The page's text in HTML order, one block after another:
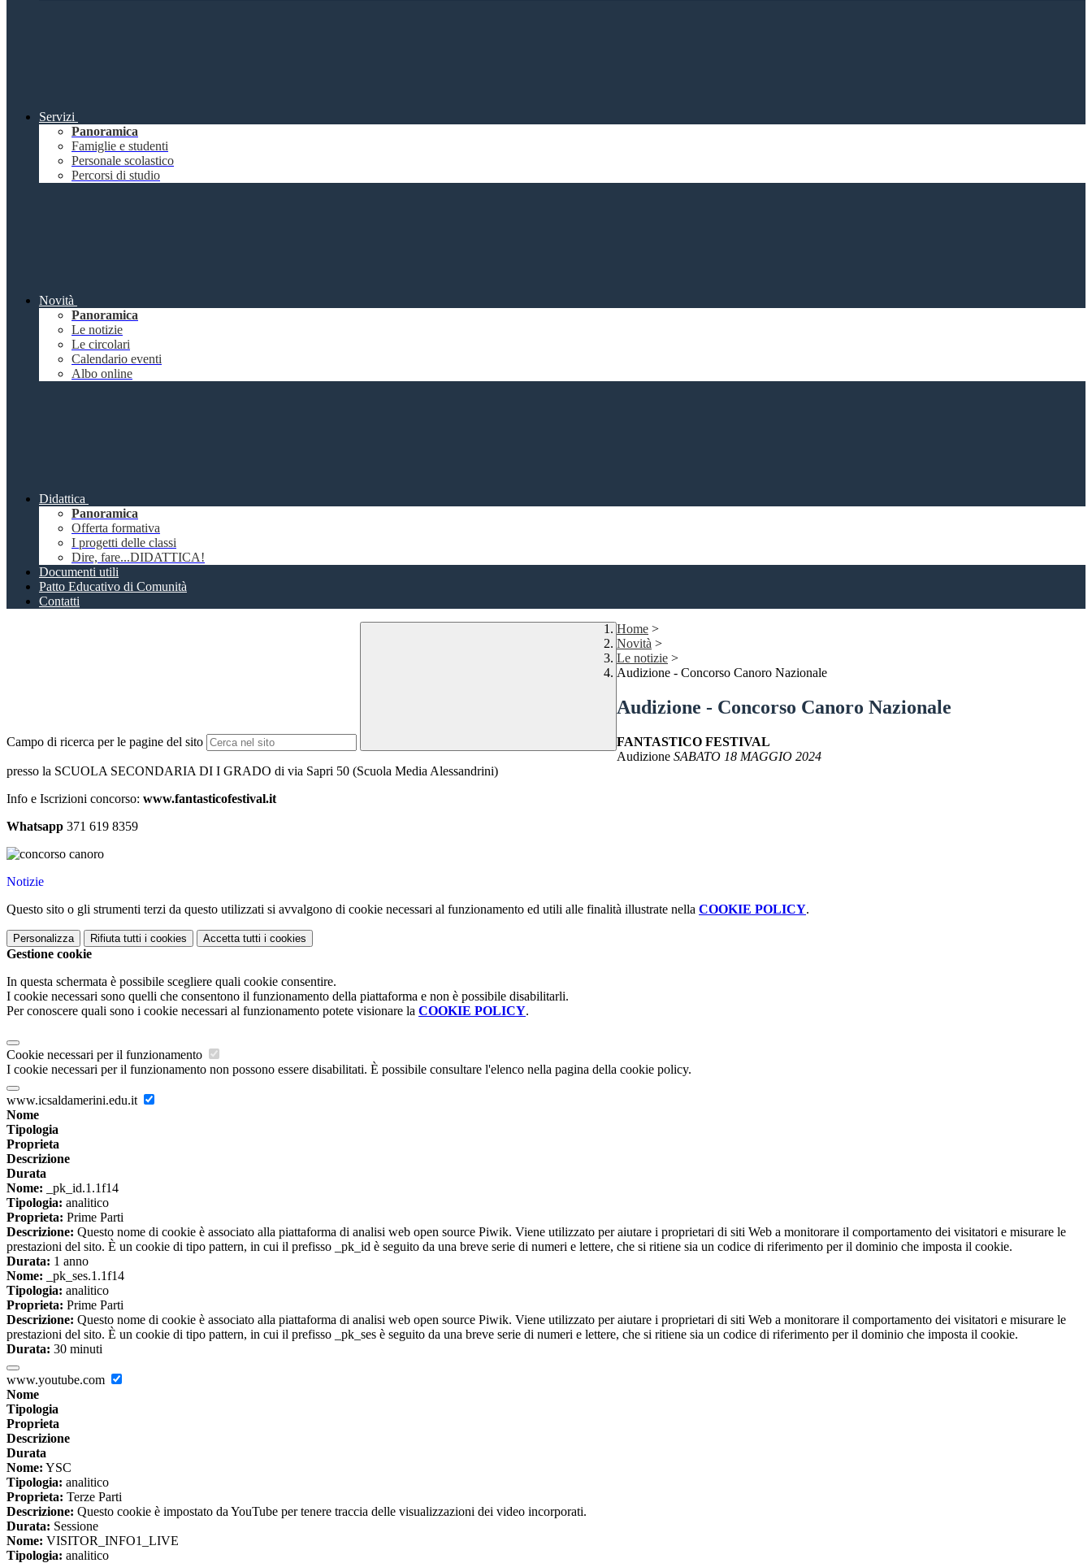
Servizi
Panoramica
Famiglie e studenti
Personale scolastico
Percorsi di studio
Novità
Panoramica
Le notizie
Le circolari
Calendario eventi
Albo online
Didattica
Panoramica
Offerta formativa
I progetti delle classi
Dire, fare...DIDATTICA!
Documenti utili
Patto Educativo di Comunità
Contatti
Campo di ricerca per le pagine del sito
Home >
Novità >
Le notizie >
Audizione - Concorso Canoro Nazionale
Audizione - Concorso Canoro Nazionale
FANTASTICO FESTIVAL
Audizione SABATO 18 MAGGIO 2024
presso la SCUOLA SECONDARIA DI I GRADO di via Sapri 50 (Scuola Media Alessandrini)
Info e Iscrizioni concorso: www.fantasticofestival.it
Whatsapp 371 619 8359
Notizie
Questo sito o gli strumenti terzi da questo utilizzati si avvalgono di cookie necessari al funzionamento ed utili alle finalità illustrate nella COOKIE POLICY.
Personalizza Rifiuta tutti i cookies Accetta tutti i cookies
Gestione cookie
In questa schermata è possibile scegliere quali cookie consentire.
I cookie necessari sono quelli che consentono il funzionamento della piattaforma e non è possibile disabilitarli.
Per conoscere quali sono i cookie necessari al funzionamento potete visionare la COOKIE POLICY.
Cookie necessari per il funzionamento
I cookie necessari per il funzionamento non possono essere disabilitati. È possibile consultare l'elenco nella pagina della cookie policy.
www.icsaldamerini.edu.it
Nome
Tipologia
Proprieta
Descrizione
Durata
Nome: _pk_id.1.1f14
Tipologia: analitico
Proprieta: Prime Parti
Descrizione: Questo nome di cookie è associato alla piattaforma di analisi web open source Piwik. Viene utilizzato per aiutare i proprietari di siti Web a monitorare il comportamento dei visitatori e misurare le
prestazioni del sito. È un cookie di tipo pattern, in cui il prefisso _pk_id è seguito da una breve serie di numeri e lettere, che si ritiene sia un codice di riferimento per il dominio che imposta il cookie.
Durata: 1 anno
Nome: _pk_ses.1.1f14
Tipologia: analitico
Proprieta: Prime Parti
Descrizione: Questo nome di cookie è associato alla piattaforma di analisi web open source Piwik. Viene utilizzato per aiutare i proprietari di siti Web a monitorare il comportamento dei visitatori e misurare le
prestazioni del sito. È un cookie di tipo pattern, in cui il prefisso _pk_ses è seguito da una breve serie di numeri e lettere, che si ritiene sia un codice di riferimento per il dominio che imposta il cookie.
Durata: 30 minuti
www.youtube.com
Nome
Tipologia
Proprieta
Descrizione
Durata
Nome: YSC
Tipologia: analitico
Proprieta: Terze Parti
Descrizione: Questo cookie è impostato da YouTube per tenere traccia delle visualizzazioni dei video incorporati.
Durata: Sessione
Nome: VISITOR_INFO1_LIVE
Tipologia: analitico